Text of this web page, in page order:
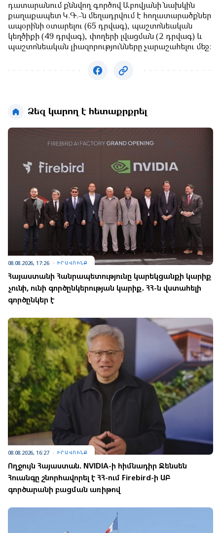
դատարանում քննվող գործով Աբովյանի նախկին
քաղաքապետ Կ.Գ.-ն մեղադրվում է հողատարածքներ
ապօրինի օտարելու (65 դրվագ), պաշտոնեական
կեղծիքի (49 դրվագ), փողերի լվացման (2 դրվագ) և
պաշտոնեական լիազորությունները չարաշահելու մեջ:
Ձեզ կարող է հետաքրքրել
08.08.2026, 17:26 ԻՐԱՎՈՒՆՔ
Հայաստանի Հանրապետությունը կարեկցանքի կարիք
չունի, ունի գործընկերության կարիք․ ՀՀ-ն վստահելի
գործընկեր է
08.08.2026, 16:27 ԻՐԱՎՈՒՆՔ
Ողջույն Հայաստան. NVIDIA-ի հիմնադիր Ջենսեն
Հուանգը շնորհավորել է ՀՀ-ում Firebird-ի ԱԲ
գործարանի բացման առիթով